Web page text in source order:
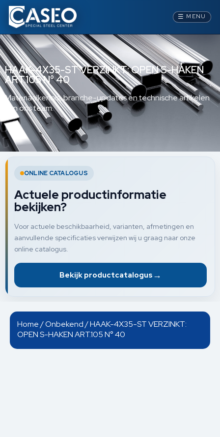
☰ MENU
HAAK-4X35-ST VERZINKT: OPEN S-HAKEN
ART.105 N° 40
Materiaalkennis, branche-updates en technische artikelen
van ons team.
ONLINE CATALOGUS
Actuele productinformatie
bekijken?
Voor actuele beschikbaarheid, varianten, afmetingen en
aanvullende specificaties verwijzen wij u graag naar onze
online catalogus.
Bekijk productcatalogus →
Home/Onbekend/ HAAK-4X35-ST VERZINKT:
OPEN S-HAKEN ART.105 N° 40